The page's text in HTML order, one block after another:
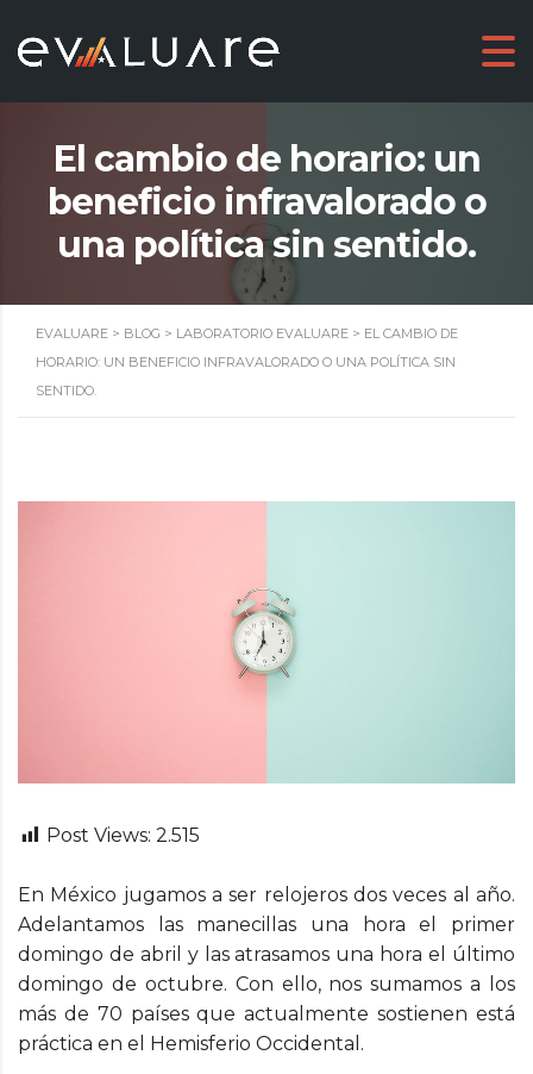
El cambio de horario: un
beneficio infravalorado o
una política sin sentido.
EVALUARE > BLOG > LABORATORIO EVALUARE > EL CAMBIO DE
HORARIO: UN BENEFICIO INFRAVALORADO O UNA POLÍTICA SIN
SENTIDO.
Post Views: 2.515
En México jugamos a ser relojeros dos veces al año.
Adelantamos las manecillas una hora el primer
domingo de abril y las atrasamos una hora el último
domingo de octubre. Con ello, nos sumamos a los
más de 70 países que actualmente sostienen está
práctica en el Hemisferio Occidental.